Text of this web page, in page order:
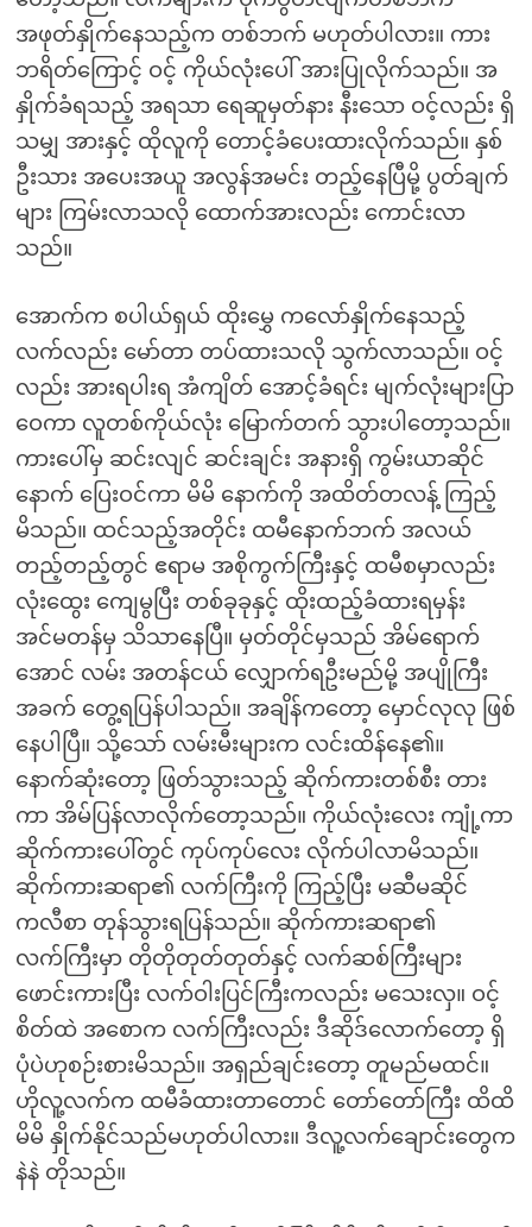
အဖုတ်နှိုက်နေသည့်က တစ်ဘက် မဟုတ်ပါလား။ ကား
ဘရိတ်ကြောင့် ဝင့် ကိုယ်လုံးပေါ် အားပြုလိုက်သည်။ အ
နှိုက်ခံရသည့် အရသာ ရေဆူမှတ်နား နီးသော ဝင့်လည်း ရှိ
သမျှ အားနှင့် ထိုလူကို တောင့်ခံပေးထားလိုက်သည်။ နှစ်
ဦးသား အပေးအယူ အလွန်အမင်း တည့်နေပြီမို့ ပွတ်ချက်
များ ကြမ်းလာသလို ထောက်အားလည်း ကောင်းလာ
သည်။
အောက်က စပါယ်ရှယ် ထိုးမွှေ ကလော်နှိုက်နေသည့်
လက်လည်း မော်တာ တပ်ထားသလို သွက်လာသည်။ ဝင့်
လည်း အားရပါးရ အံကျိတ် အောင့်ခံရင်း မျက်လုံးများပြာ
ဝေကာ လူတစ်ကိုယ်လုံး မြောက်တက် သွားပါတော့သည်။
ကားပေါ်မှ ဆင်းလျင် ဆင်းချင်း အနားရှိ ကွမ်းယာဆိုင်
နောက် ပြေးဝင်ကာ မိမိ နောက်ကို အထိတ်တလန့် ကြည့်
မိသည်။ ထင်သည့်အတိုင်း ထမီနောက်ဘက် အလယ်
တည့်တည့်တွင် ဧရာမ အစိုကွက်ကြီးနှင့် ထမီစမှာလည်း
လုံးထွေး ကျေမွပြီး တစ်ခုခုနှင့် ထိုးထည့်ခံထားရမှန်း
အင်မတန်မှ သိသာနေပြီ။ မှတ်တိုင်မှသည် အိမ်ရောက်
အောင် လမ်း အတန်ငယ် လျှောက်ရဦးမည်မို့ အပျိုကြီး
အခက် တွေ့ရပြန်ပါသည်။ အချိန်ကတော့ မှောင်လုလု ဖြစ်
နေပါပြီ။ သို့သော် လမ်းမီးများက လင်းထိန်နေ၏။
နောက်ဆုံးတော့ ဖြတ်သွားသည့် ဆိုက်ကားတစ်စီး တား
ကာ အိမ်ပြန်လာလိုက်တော့သည်။ ကိုယ်လုံးလေး ကျုံ့ကာ
ဆိုက်ကားပေါ်တွင် ကုပ်ကုပ်လေး လိုက်ပါလာမိသည်။
ဆိုက်ကားဆရာ၏ လက်ကြီးကို ကြည့်ပြီး မဆီမဆိုင်
ကလီစာ တုန်သွားရပြန်သည်။ ဆိုက်ကားဆရာ၏
လက်ကြီးမှာ တိုတိုတုတ်တုတ်နှင့် လက်ဆစ်ကြီးများ
ဖောင်းကားပြီး လက်ဝါးပြင်ကြီးကလည်း မသေးလှ။ ဝင့်
စိတ်ထဲ အစောက လက်ကြီးလည်း ဒီဆိုဒ်လောက်တော့ ရှိ
ပုံပဲဟုစဉ်းစားမိသည်။ အရှည်ချင်းတော့ တူမည်မထင်။
ဟိုလူ့လက်က ထမီခံထားတာတောင် တော်တော်ကြီး ထိထိ
မိမိ နှိုက်နိုင်သည်မဟုတ်ပါလား။ ဒီလူ့လက်ချောင်းတွေက
နဲနဲ တိုသည်။